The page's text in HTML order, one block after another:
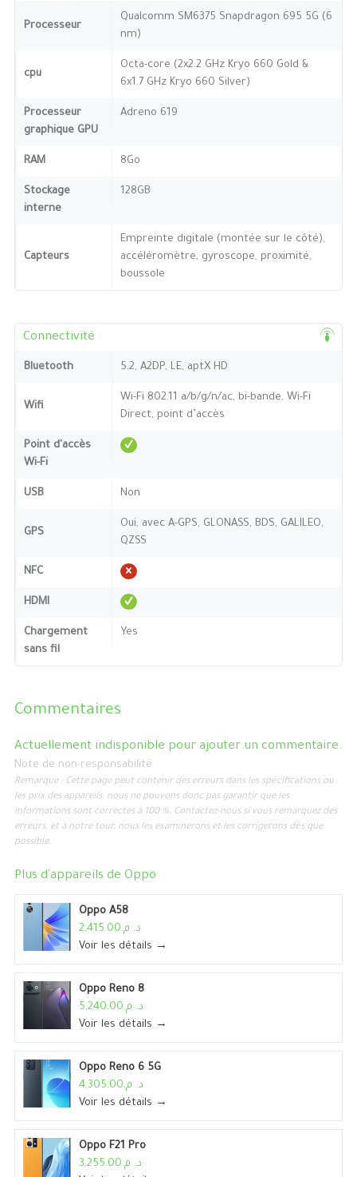
Processeur
Qualcomm SM6375 Snapdragon 695 5G (6
nm)
cpu
Octa-core (2x2.2 GHz Kryo 660 Gold &
6x1.7 GHz Kryo 660 Silver)
Processeur
graphique GPU
Adreno 619
RAM 8Go
Stockage
interne
128GB
Capteurs
Empreinte digitale (montée sur le côté),
accéléromètre, gyroscope, proximité,
boussole
Connectivité
Bluetooth 5.2, A2DP, LE, aptX HD
Wifi
Wi-Fi 802.11 a/b/g/n/ac, bi-bande, Wi-Fi
Direct, point d’accès
Point d'accès
Wi-Fi
USB Non
GPS
Oui, avec A-GPS, GLONASS, BDS, GALILEO,
QZSS
NFC
HDMI
Chargement
sans fil
Yes
Commentaires
Actuellement indisponible pour ajouter un commentaire.
Note de non-responsabilité
Remarque : Cette page peut contenir des erreurs dans les spécifications ou
les prix des appareils, nous ne pouvons donc pas garantir que les
informations sont correctes à 100 %. Contactez-nous si vous remarquez des
erreurs, et à notre tour, nous les examinerons et les corrigerons dès que
possible.
Plus d'appareils de Oppo
Oppo A58
د. م.2,415.00
Voir les détails →
Oppo Reno 8
د. م.5,240.00
Voir les détails →
Oppo Reno 6 5G
د. م.4,305.00
Voir les détails →
Oppo F21 Pro
د. م.3,255.00